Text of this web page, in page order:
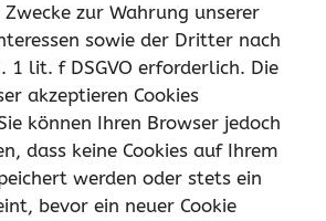
zur Wahrung unserer
sowie der Dritter nach
1 lit. f DSGVO erforderlich. Die
akzeptieren Cookies
können Ihren Browser jedoch
dass keine Cookies auf Ihrem
werden oder stets ein
bevor ein neuer Cookie